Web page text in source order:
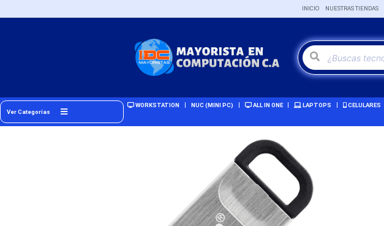
INICIO NUESTRAS TIENDAS
Ver Categorías
WORKSTATION NUC (MINI PC) ALL IN ONE LAPTOPS CELULARES